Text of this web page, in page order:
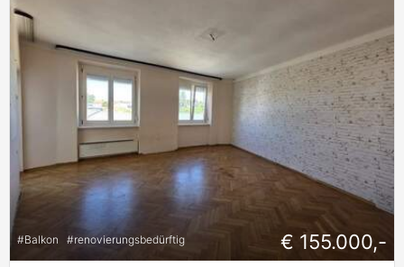
#Balkon #renovierungsbedürftig € 155.000,-